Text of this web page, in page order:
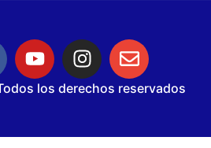
los derechos reservados